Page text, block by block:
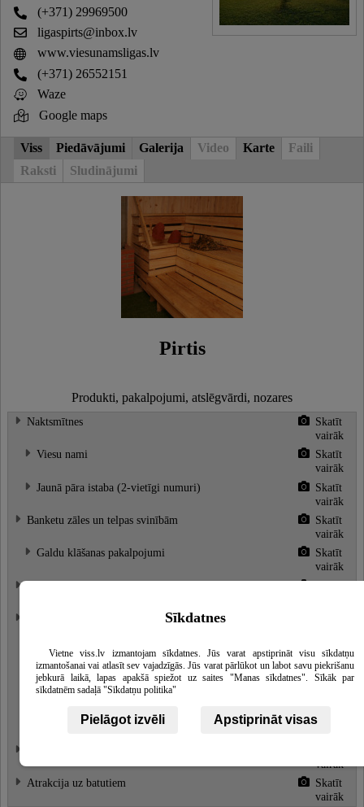
(+371) 29969500
ligaspirts@inbox.lv
www.viesunamsligas.lv
(+371) 26552151
Waze
Google maps
Viss Piedāvājumi Galerija Video Karte
Faili
Raksti
Sludinājumi
Pirtis
Produkti, pakalpojumi, atslēgvārdi, nozares
Naktsmītnes
Skatīt
vairāk
Viesu nami
Skatīt
vairāk
Jaunā pāra istaba (2-vietīgi numuri)
Skatīt
vairāk
Banketu zāles un telpas svinībām
Skatīt
vairāk
Galdu klāšanas pakalpojumi
Skatīt
vairāk
Apkurināms kubls
Skatīt
vairāk
Baseini
Skatīt
Kamīnzāles
Skatīt
vairāk
Atrakcija uz batutiem
Skatīt
vairāk
Sīkdatnes
Vietne viss.lv izmantojam sīkdatnes. Jūs varat apstiprināt visu sīkdatņu
izmantošanai vai atlasīt sev vajadzīgās. Jūs varat pārlūkot un labot savu piekrišanu
jebkurā laikā, lapas apakšā spiežot uz saites "Manas sīkdatnes". Sīkāk par
sīkdatnēm sadaļā "Sīkdatņu politika"
Pielāgot izvēli Apstiprināt visas